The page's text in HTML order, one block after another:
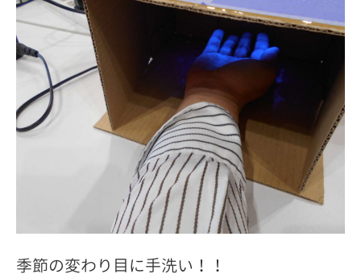
季節の変わり目に手洗い！！